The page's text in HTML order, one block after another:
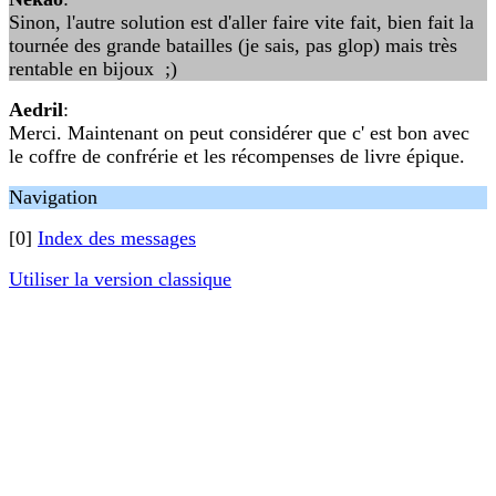
Sinon, l'autre solution est d'aller faire vite fait, bien fait la
tournée des grande batailles (je sais, pas glop) mais très
rentable en bijoux ;)
Aedril:
Merci. Maintenant on peut considérer que c' est bon avec
le coffre de confrérie et les récompenses de livre épique.
Navigation
[0] Index des messages
Utiliser la version classique